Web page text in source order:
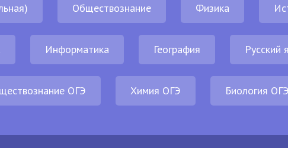
Обществознание Физика
Информатика География Русский
ОГЭ Химия ОГЭ Биология ОГЭ